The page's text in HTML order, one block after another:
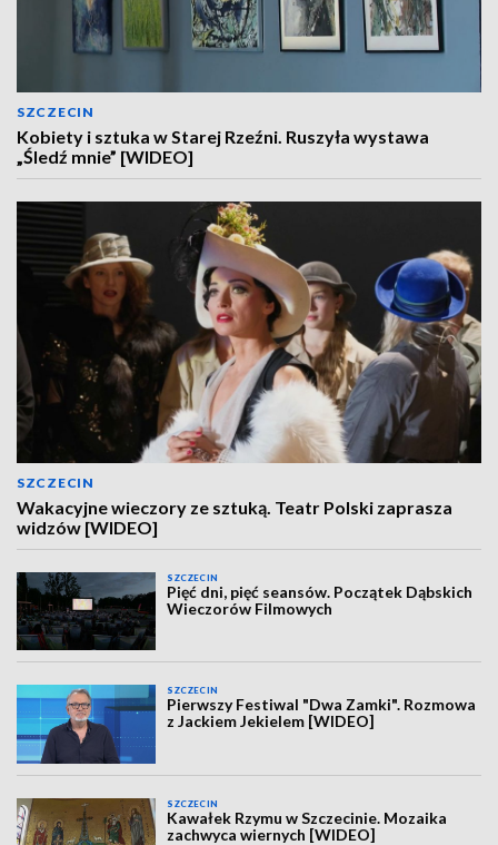
SZCZECIN
Kobiety i sztuka w Starej Rzeźni. Ruszyła wystawa
„Śledź mnie” [WIDEO]
SZCZECIN
Wakacyjne wieczory ze sztuką. Teatr Polski zaprasza
widzów [WIDEO]
SZCZECIN
Pięć dni, pięć seansów. Początek Dąbskich
Wieczorów Filmowych
SZCZECIN
Pierwszy Festiwal "Dwa Zamki". Rozmowa
z Jackiem Jekielem [WIDEO]
SZCZECIN
Kawałek Rzymu w Szczecinie. Mozaika
zachwyca wiernych [WIDEO]